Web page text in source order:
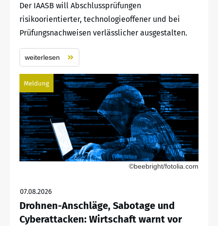
Der IAASB will Abschlussprüfungen
risikoorientierter, technologieoffener und bei
Prüfungsnachweisen verlässlicher ausgestalten.
weiterlesen
Meldung
©beebright/fotolia.com
07.08.2026
Drohnen-Anschläge, Sabotage und
Cyberattacken: Wirtschaft warnt vor